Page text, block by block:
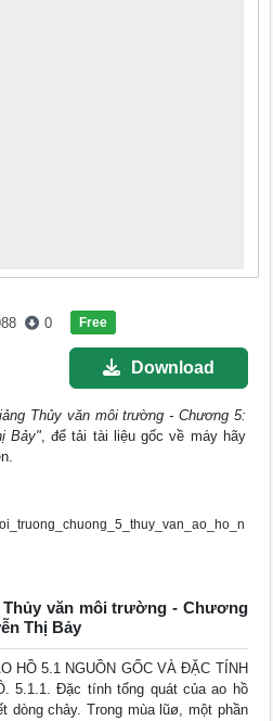
0 Free
Download
Thủy văn môi trường - Chương 5:
Bảy", để tải tài liệu gốc về máy hãy
Thủy văn môi trường - Chương
Thị Bảy
HỒ 5.1 NGUỒN GỐC VÀ ĐẶC TÍNH
5.1.1. Đặc tính tổng quát của ao hồ
dòng chảy. Trong mùa lũø, một phần